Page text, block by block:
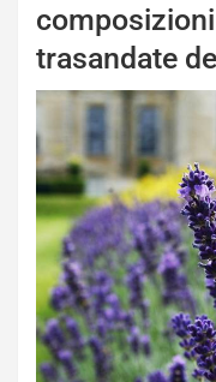
trasandate